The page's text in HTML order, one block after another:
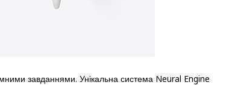
завданнями. Унікальна система Neural Engine